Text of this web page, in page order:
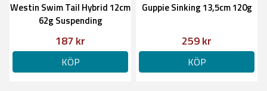
Westin Swim Tail Hybrid 12cm
62g Suspending
187 kr
KÖP
Guppie Sinking 13,5cm 120g
259 kr
KÖP